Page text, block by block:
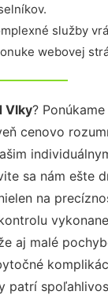
služby
webovej
Vlky?
cenovo
sa nám ešte
na
aj malé
patrí